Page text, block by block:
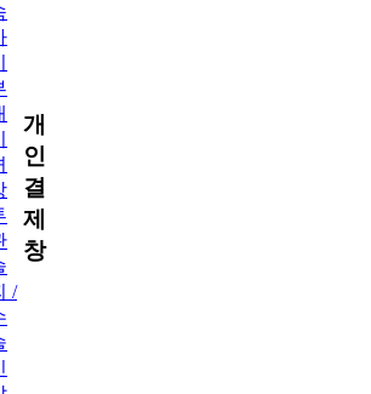
/
개
인
결
제
창